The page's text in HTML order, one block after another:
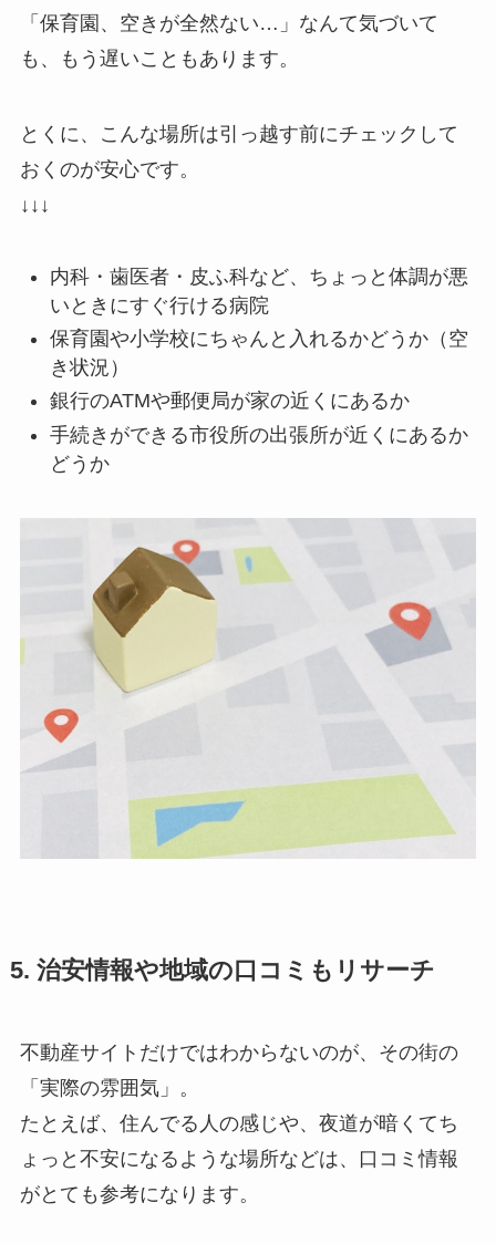
「保育園、空きが全然ない…」なんて気づいて
も、もう遅いこともあります。
とくに、こんな場所は引っ越す前にチェックして
おくのが安心です。
↓↓↓
内科・歯医者・皮ふ科など、ちょっと体調が悪
いときにすぐ行ける病院
保育園や小学校にちゃんと入れるかどうか（空
き状況）
銀行のATMや郵便局が家の近くにあるか
手続きができる市役所の出張所が近くにあるか
どうか
5. 治安情報や地域の口コミもリサーチ
不動産サイトだけではわからないのが、その街の
「実際の雰囲気」。
たとえば、住んでる人の感じや、夜道が暗くてち
ょっと不安になるような場所などは、口コミ情報
がとても参考になります。